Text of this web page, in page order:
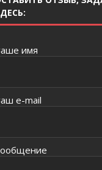
имя
e-mail